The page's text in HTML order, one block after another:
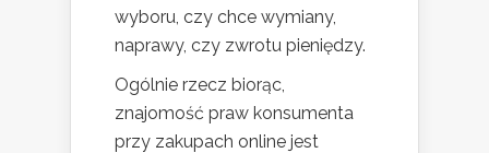
wyboru, czy chce wymiany,
naprawy, czy zwrotu pieniędzy.
Ogólnie rzecz biorąc,
znajomość praw konsumenta
przy zakupach online jest